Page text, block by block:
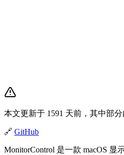
本文更新于 1591 天前，其中部分
🔗 GitHub
MonitorControl 是一款 macOS 显